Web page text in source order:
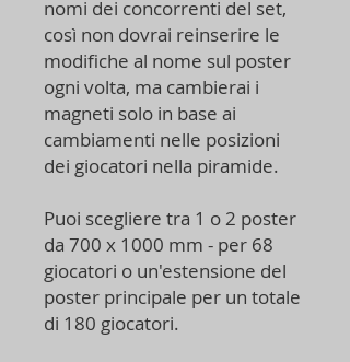
nomi dei concorrenti del set,
così non dovrai reinserire le
modifiche al nome sul poster
ogni volta, ma cambierai i
magneti solo in base ai
cambiamenti nelle posizioni
dei giocatori nella piramide.
Puoi scegliere tra 1 o 2 poster
da 700 x 1000 mm - per 68
giocatori o un'estensione del
poster principale per un totale
di 180 giocatori.